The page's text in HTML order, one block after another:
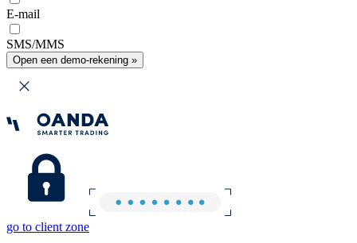
E-mail
SMS/MMS
Open een demo-rekening »
go to client zone